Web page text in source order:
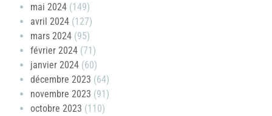
mai 2024 (149)
avril 2024 (127)
mars 2024 (95)
février 2024 (71)
janvier 2024 (60)
décembre 2023 (64)
novembre 2023 (91)
octobre 2023 (110)